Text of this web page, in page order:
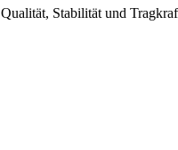
Stabilität und